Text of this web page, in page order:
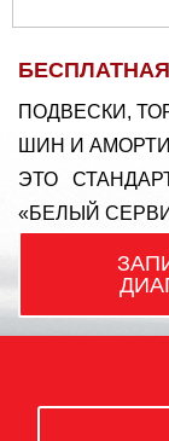
ПОДВЕСКИ,
ШИН И
ЭТО
«БЕЛЫЙ